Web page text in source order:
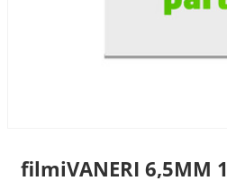
filmiVANERI 6,5MM